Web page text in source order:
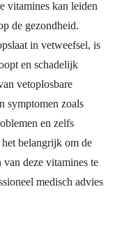
vitamines kan leiden
de gezondheid.
in vetweefsel, is
en schadelijk
vetoplosbare
symptomen zoals
en zelfs
belangrijk om de
van deze vitamines te
medisch advies